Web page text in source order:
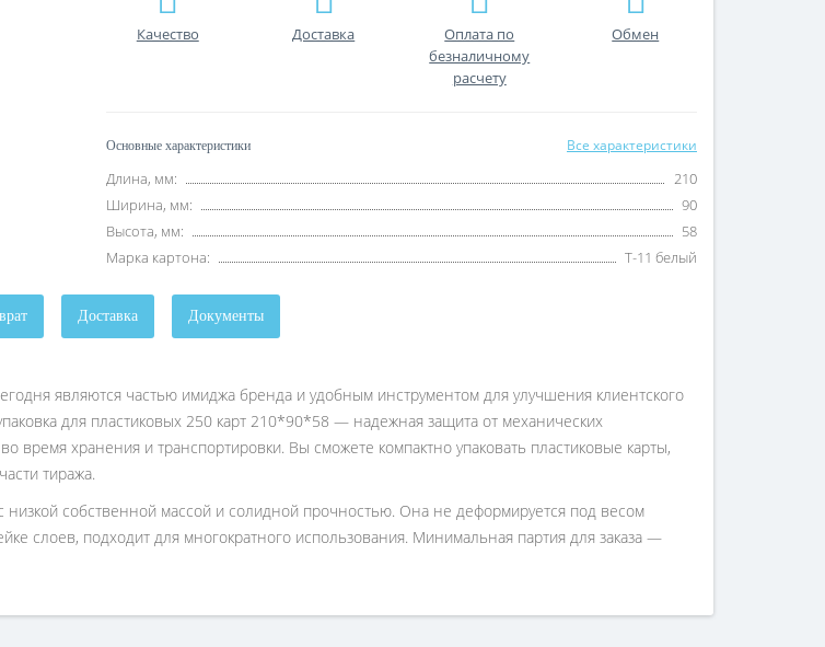
Качество Доставка
Оплата по
безналичному
расчету
Обмен
Основные характеристики Все характеристики
Длина, мм:
210
Ширина, мм:
90
Высота, мм:
58
Марка картона:
Т-11 белый
Доставка Документы
являются частью имиджа бренда и удобным инструментом для улучшения клиентского
для пластиковых 250 карт 210*90*58 — надежная защита от механических
время хранения и транспортировки. Вы сможете компактно упаковать пластиковые карты,
тиража.
собственной массой и солидной прочностью. Она не деформируется под весом
слоев, подходит для многократного использования. Минимальная партия для заказа —